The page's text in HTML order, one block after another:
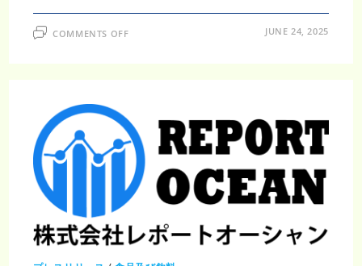
COMMENTS OFFON
2033
年
ま
で
に
5
億
1500
ド
ル
に
達
JUNE 24, 2025